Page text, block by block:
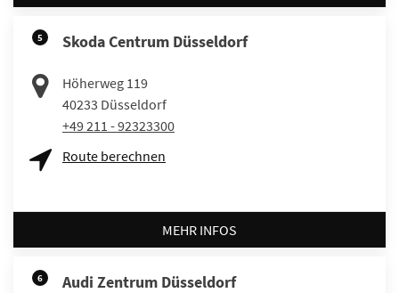
5 Skoda Centrum Düsseldorf
Höherweg 119
40233 Düsseldorf
+49 211 - 92323300
Route berechnen
MEHR INFOS
6 Audi Zentrum Düsseldorf